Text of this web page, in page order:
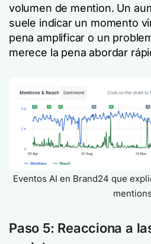
volumen de mention. Un
suele indicar un momento
pena amplificar o un
merece la pena abordar
Eventos AI en Brand24 que
Paso 5: Reacciona a